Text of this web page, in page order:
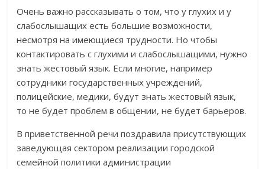
Очень важно рассказывать о том, что у глухих и у
слабослышащих есть большие возможности,
несмотря на имеющиеся трудности. Но чтобы
контактировать с глухими и слабослышащими, нужно
знать жестовый язык. Если многие, например
сотрудники государственных учреждений,
полицейские, медики, будут знать жестовый язык,
то не будет проблем в общении, не будет барьеров.
В приветственной речи поздравила присутствующих
заведующая сектором реализации городской
семейной политики администрации